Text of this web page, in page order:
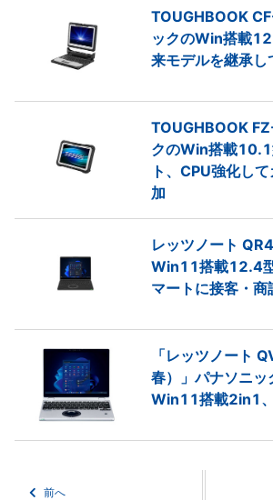
TOUGHBOOK
ックのWin搭載
来モデルを継承し
TOUGHBOOK
クのWin搭載10.1
ト、CPU強化し
加
レッツノート
Win11搭載12.4
マートに接客・
「レッツノート
春）」パナソニ
Win11搭載2in1
前へ